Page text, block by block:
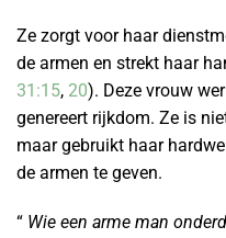
Ze zorgt voor haar
de armen en strekt haar
31:15, 20). Deze vrouw
genereert rijkdom. Ze is
maar gebruikt haar
de armen te geven.
“ Wie een arme man